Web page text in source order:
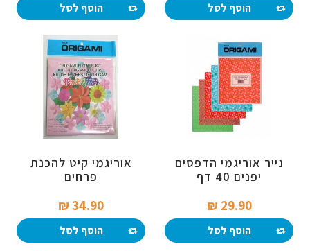
הוסף לסל הוסף לסל
נייר אוריגמי הדפסים
יפנים 40 דף
29.90 ₪‎
הוסף לסל
אוריגמי קיט להכנת
פרחים
34.90 ₪‎
הוסף לסל